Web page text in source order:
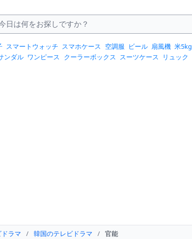
スマートウォッチ スマホケース 空調服 ビール 扇風機 米5kg
ンダル ワンピース クーラーボックス スーツケース リュック
ラマ / 韓国のテレビドラマ / 官能